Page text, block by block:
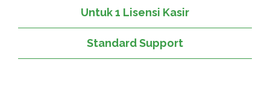
Untuk 1 Lisensi Kasir
Standard Support